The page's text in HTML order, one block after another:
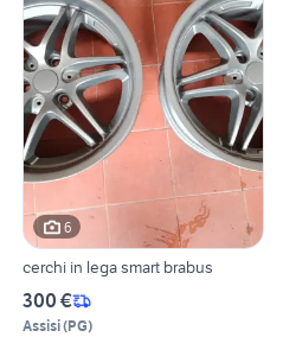
6
cerchi in lega smart brabus
300 €
Assisi(PG)